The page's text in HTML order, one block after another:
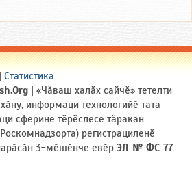
| Статистика
| «Чӑваш халӑх сайчӗ» тетелти
информаци технологийӗ тата
сферине тӗрӗслесе тӑракан
регистрациленӗ
3-мӗшӗнче евӗр ЭЛ № ФС 77